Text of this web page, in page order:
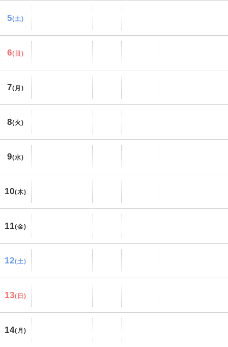
5(土)
6(日)
7(月)
8(火)
9(水)
10(木)
11(金)
12(土)
13(日)
14(月)